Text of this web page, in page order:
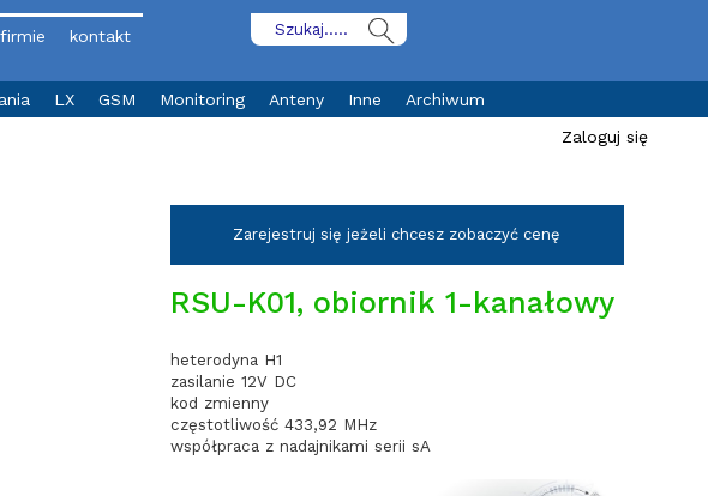
kontakt
LX GSM Monitoring Anteny Inne
Archiwum
Zaloguj się
Zarejestruj się jeżeli chcesz zobaczyć cenę
RSU-K01, obiornik 1-kanałowy
heterodyna H1
zasilanie 12V DC
kod zmienny
częstotliwość 433,92 MHz
współpraca z nadajnikami serii sA